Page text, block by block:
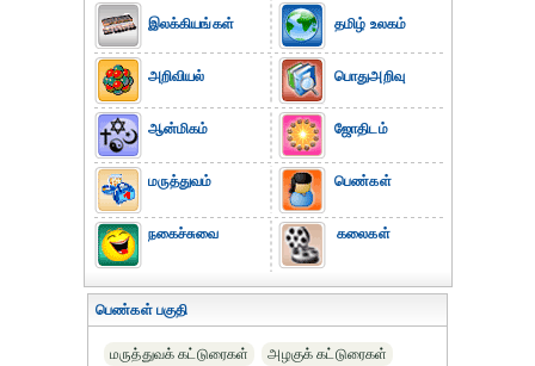
இலக்கியங்கள்
அறிவியல்
ஆன்மிகம்
மருத்துவம்
நகைச்சுவை
தமிழ் உலகம்
பொதுஅறிவு
ஜோதிடம்
பெண்கள்
கலைகள்
பெண்கள் பகுதி
மருத்துவக் கட்டுரைகள்
அழகுக் கட்டுரைகள்